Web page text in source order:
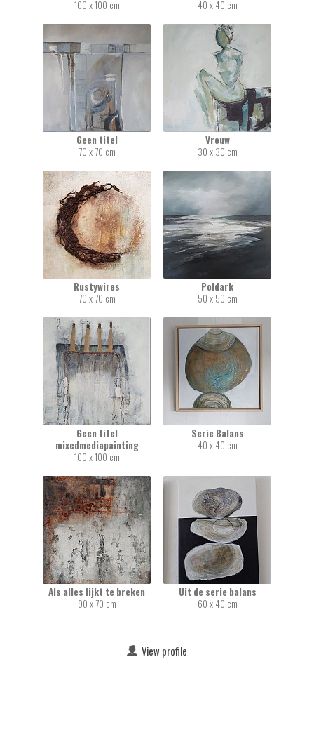
100 x 100 cm
40 x 40 cm
Geen titel
70 x 70 cm
Vrouw
30 x 30 cm
Rustywires
70 x 70 cm
Poldark
50 x 50 cm
Geen titel
mixedmediapainting
100 x 100 cm
Serie Balans
40 x 40 cm
Als alles lijkt te breken
90 x 70 cm
Uit de serie balans
60 x 40 cm
View profile